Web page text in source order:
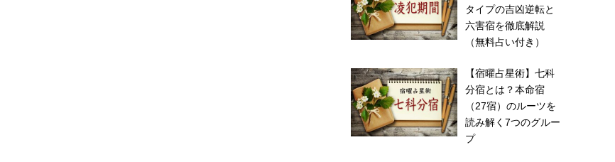
タイプの吉凶逆転と
六害宿を徹底解説
（無料占い付き）
【宿曜占星術】七科
分宿とは？本命宿
（27宿）のルーツを
読み解く7つのグルー
プ